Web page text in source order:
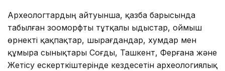
Археологтардың айтуынша, қазба барысында
табылған зооморфты тұтқалы ыдыстар, оймыш
өрнекті қақпақтар, шырағдандар, хумдар мен
құмыра сынықтары Соғды, Ташкент, Ферғана және
Жетісу ескерткіштерінде кездесетін археологиялық